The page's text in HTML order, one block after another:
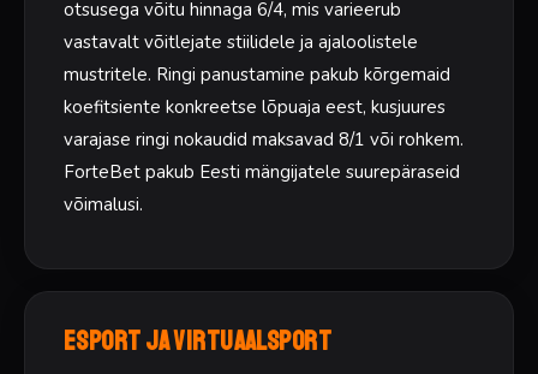
otsusega võitu hinnaga 6/4, mis varieerub
vastavalt võitlejate stiilidele ja ajaloolistele
mustritele. Ringi panustamine pakub kõrgemaid
koefitsiente konkreetse lõpuaja eest, kusjuures
varajase ringi nokaudid maksavad 8/1 või rohkem.
ForteBet pakub Eesti mängijatele suurepäraseid
võimalusi.
Esport ja virtuaalsport